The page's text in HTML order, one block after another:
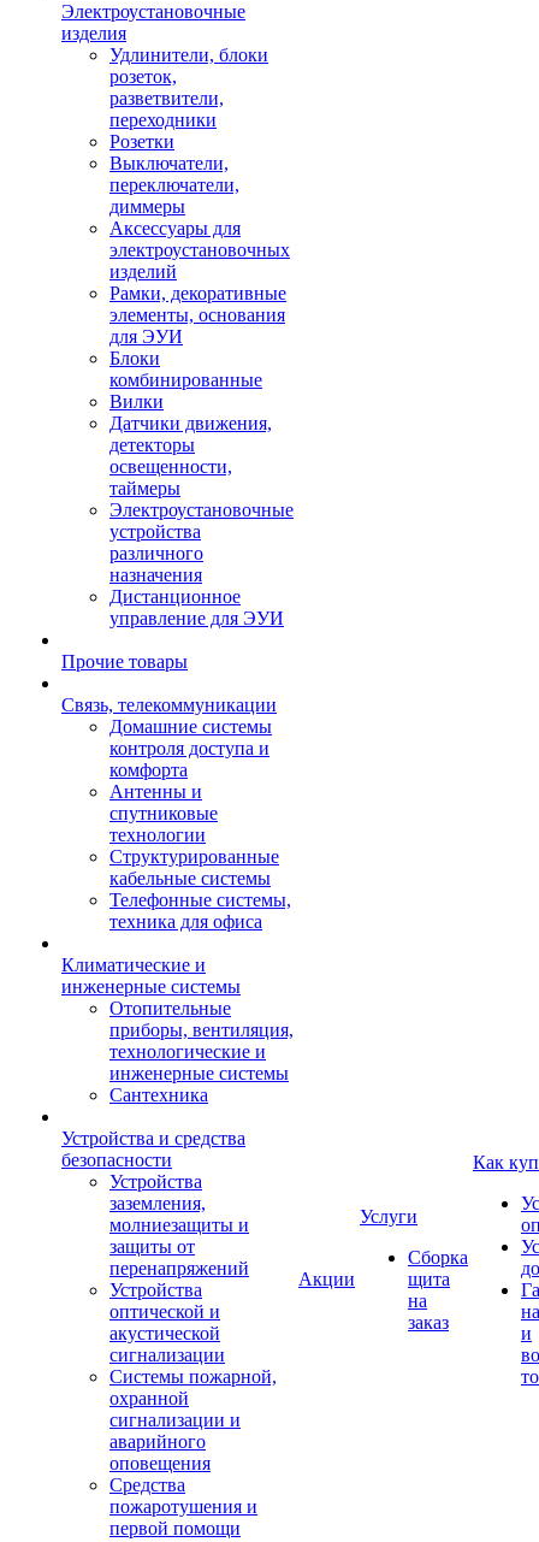
Электроустановочные
изделия
Удлинители, блоки
розеток,
разветвители,
переходники
Розетки
Выключатели,
переключатели,
диммеры
Аксессуары для
электроустановочных
изделий
Рамки, декоративные
элементы, основания
для ЭУИ
Блоки
комбинированные
Вилки
Датчики движения,
детекторы
освещенности,
таймеры
Электроустановочные
устройства
различного
назначения
Дистанционное
управление для ЭУИ
Прочие товары
Связь, телекоммуникации
Домашние системы
контроля доступа и
комфорта
Антенны и
спутниковые
технологии
Структурированные
кабельные системы
Телефонные системы,
техника для офиса
Климатические и
инженерные системы
Отопительные
приборы, вентиляция,
технологические и
инженерные системы
Сантехника
Устройства и средства
безопасности
Устройства
заземления,
молниезащиты и
защиты от
перенапряжений
Устройства
оптической и
акустической
сигнализации
Системы пожарной,
охранной
сигнализации и
аварийного
оповещения
Средства
пожаротушения и
первой помощи
Акции
Услуги
Сборка
щита
на
заказ
Как
и